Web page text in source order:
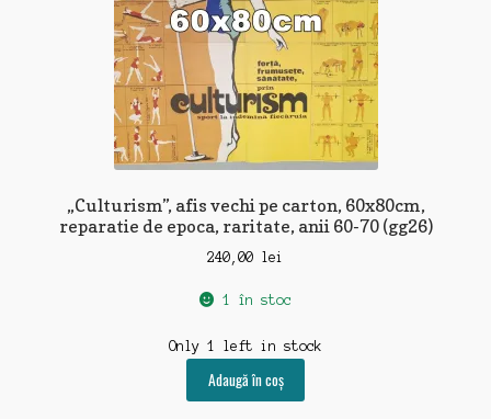
„Culturism”, afis vechi pe carton, 60x80cm,
reparatie de epoca, raritate, anii 60-70 (gg26)
240,00 lei
1 în stoc
Only 1 left in stock
Adaugă în coș